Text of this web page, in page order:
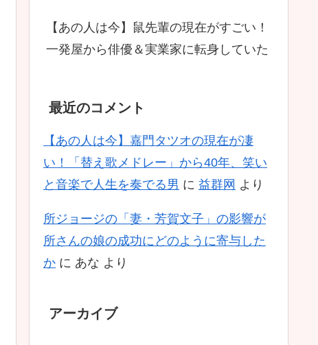
【あの人は今】鼠先輩の現在がすごい！
一発屋から俳優＆実業家に転身していた
最近のコメント
【あの人は今】嘉門タツオの現在が凄
い！「替え歌メドレー」から40年、笑い
と音楽で人生を奏でる男 に 益群网 より
所ジョージの「妻・芳賀文子」の影響が
所さんの娘の成功にどのように寄与した
か に あな より
アーカイブ